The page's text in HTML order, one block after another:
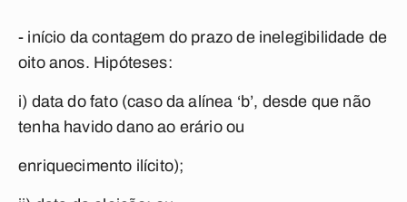
- início da contagem do prazo de inelegibilidade de
oito anos. Hipóteses:
i) data do fato (caso da alínea ‘b’, desde que não
tenha havido dano ao erário ou
enriquecimento ilícito);